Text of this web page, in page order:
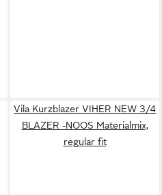
Vila Kurzblazer VIHER NEW 3/4
BLAZER -NOOS Materialmix,
regular fit